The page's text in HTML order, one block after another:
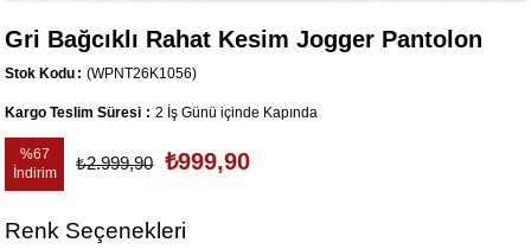
Gri Bağcıklı Rahat Kesim Jogger Pantolon
Stok Kodu (WPNT26K1056)
Kargo Teslim Süresi : 2 İş Günü içinde Kapında
%67
İndirim
₺2.999,90 ₺999,90
Renk Seçenekleri